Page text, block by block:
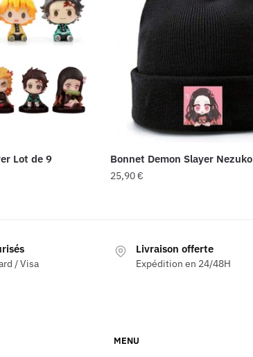
Lot de 9 Bonnet Demon Slayer Nezuko
25,90€
/ Visa
Livraison offerte
Expédition en 24/48H
MENU